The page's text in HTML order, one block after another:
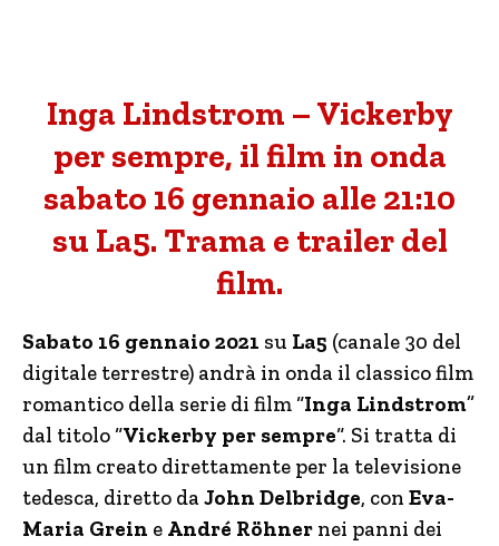
Inga Lindstrom – Vickerby
per sempre, il film in onda
sabato 16 gennaio alle 21:10
su La5. Trama e trailer del
film.
Sabato 16 gennaio 2021 su La5 (canale 30 del
digitale terrestre) andrà in onda il classico film
romantico della serie di film “Inga Lindstrom”
dal titolo “Vickerby per sempre“. Si tratta di
un film creato direttamente per la televisione
tedesca, diretto daJohn Delbridge, con Eva-
Maria Grein e André Röhner nei panni dei